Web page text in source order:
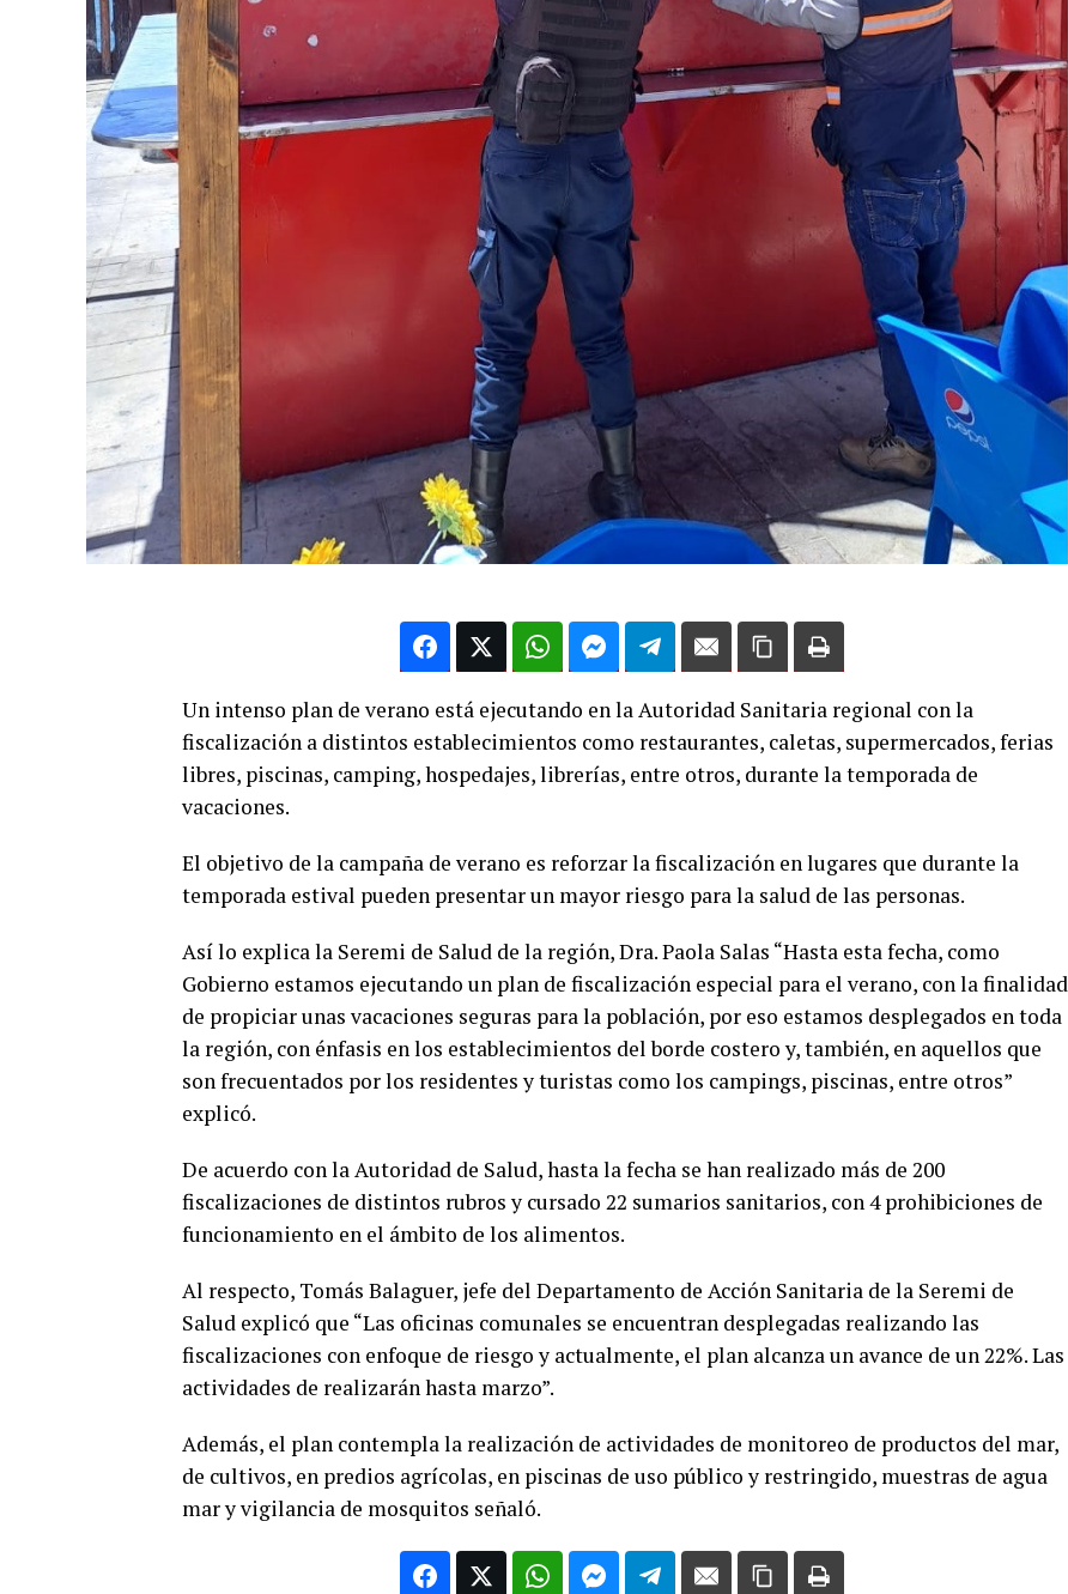
Un intenso plan de verano está ejecutando en la Autoridad Sanitaria regional con la
fiscalización a distintos establecimientos como restaurantes, caletas, supermercados, ferias
libres, piscinas, camping, hospedajes, librerías, entre otros, durante la temporada de
vacaciones.
El objetivo de la campaña de verano es reforzar la fiscalización en lugares que durante la
temporada estival pueden presentar un mayor riesgo para la salud de las personas.
Así lo explica la Seremi de Salud de la región, Dra. Paola Salas “Hasta esta fecha, como
Gobierno estamos ejecutando un plan de fiscalización especial para el verano, con la finalidad
de propiciar unas vacaciones seguras para la población, por eso estamos desplegados en toda
la región, con énfasis en los establecimientos del borde costero y, también, en aquellos que
son frecuentados por los residentes y turistas como los campings, piscinas, entre otros”
explicó.
De acuerdo con la Autoridad de Salud, hasta la fecha se han realizado más de 200
fiscalizaciones de distintos rubros y cursado 22 sumarios sanitarios, con 4 prohibiciones de
funcionamiento en el ámbito de los alimentos.
Al respecto, Tomás Balaguer, jefe del Departamento de Acción Sanitaria de la Seremi de
Salud explicó que “Las oficinas comunales se encuentran desplegadas realizando las
fiscalizaciones con enfoque de riesgo y actualmente, el plan alcanza un avance de un 22%. Las
actividades de realizarán hasta marzo”.
Además, el plan contempla la realización de actividades de monitoreo de productos del mar,
de cultivos, en predios agrícolas, en piscinas de uso público y restringido, muestras de agua
mar y vigilancia de mosquitos señaló.